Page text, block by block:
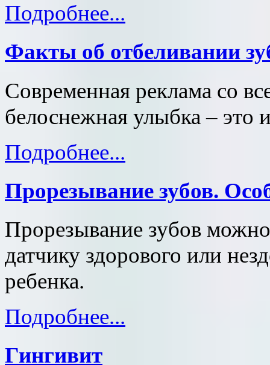
Подробнее...
Факты об отбеливании
Современная реклама со
белоснежная улыбка – это
Подробнее...
Прорезывание зубов.
Прорезывание зубов
датчику здорового или
ребенка.
Подробнее...
Гингивит